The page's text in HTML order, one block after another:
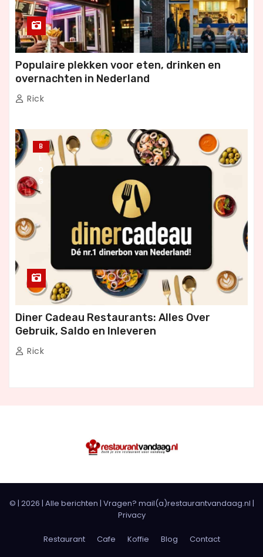
Populaire plekken voor eten, drinken en
overnachten in Nederland
Rick
B
L
O
G
Diner Cadeau Restaurants: Alles Over
Gebruik, Saldo en Inleveren
Rick
© | 2026 | Alle berichten | Vragen? mail(a)restaurantvandaag.nl |
Privacy
Restaurant Cafe Koffie Blog Contact